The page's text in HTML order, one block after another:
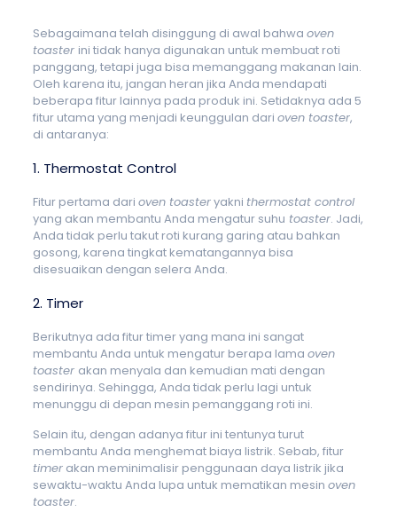
Sebagaimana telah disinggung di awal bahwa oven
toaster ini tidak hanya digunakan untuk membuat roti
panggang, tetapi juga bisa memanggang makanan lain.
Oleh karena itu, jangan heran jika Anda mendapati
beberapa fitur lainnya pada produk ini. Setidaknya ada 5
fitur utama yang menjadi keunggulan dari oven toaster,
di antaranya:
1. Thermostat Control
Fitur pertama dari oven toasteryakni thermostat control
yang akan membantu Anda mengatur suhu toaster. Jadi,
Anda tidak perlu takut roti kurang garing atau bahkan
gosong, karena tingkat kematangannya bisa
disesuaikan dengan selera Anda.
2. Timer
Berikutnya ada fitur timer yang mana ini sangat
membantu Anda untuk mengatur berapa lama oven
toaster akan menyala dan kemudian mati dengan
sendirinya. Sehingga, Anda tidak perlu lagi untuk
menunggu di depan mesin pemanggang roti ini.
Selain itu, dengan adanya fitur ini tentunya turut
membantu Anda menghemat biaya listrik. Sebab, fitur
timerakan meminimalisir penggunaan daya listrik jika
sewaktu-waktu Anda lupa untuk mematikan mesin oven
toaster.